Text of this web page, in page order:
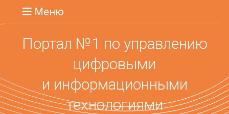
Меню
Портал №1 по управлению
цифровыми
и информационными
технологиями